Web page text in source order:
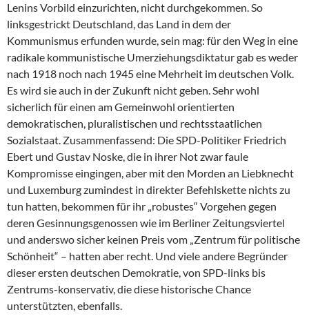
Lenins Vorbild einzurichten, nicht durchgekommen. So
linksgestrickt Deutschland, das Land in dem der
Kommunismus erfunden wurde, sein mag: für den Weg in eine
radikale kommunistische Umerziehungsdiktatur gab es weder
nach 1918 noch nach 1945 eine Mehrheit im deutschen Volk.
Es wird sie auch in der Zukunft nicht geben. Sehr wohl
sicherlich für einen am Gemeinwohl orientierten
demokratischen, pluralistischen und rechtsstaatlichen
Sozialstaat. Zusammenfassend: Die SPD-Politiker Friedrich
Ebert und Gustav Noske, die in ihrer Not zwar faule
Kompromisse eingingen, aber mit den Morden an Liebknecht
und Luxemburg zumindest in direkter Befehlskette nichts zu
tun hatten, bekommen für ihr „robustes“ Vorgehen gegen
deren Gesinnungsgenossen wie im Berliner Zeitungsviertel
und anderswo sicher keinen Preis vom „Zentrum für politische
Schönheit“ – hatten aber recht. Und viele andere Begründer
dieser ersten deutschen Demokratie, von SPD-links bis
Zentrums-konservativ, die diese historische Chance
unterstützten, ebenfalls.